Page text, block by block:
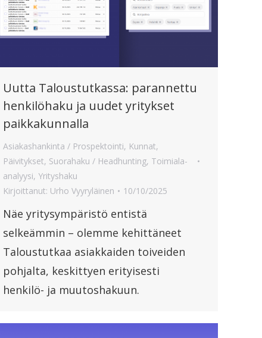
Uutta Taloustutkassa: parannettu
henkilöhaku ja uudet yritykset
paikkakunnalla
Asiakashankinta / Prospektointi, Kunnat,
Päivitykset, Suorahaku / Headhunting, Toimiala-
analyysi, Yrityshaku
Kirjoittanut: Urho Vyyryläinen 10/10/2025
Näe yritysympäristö entistä
selkeämmin – olemme kehittäneet
Taloustutkaa asiakkaiden toiveiden
pohjalta, keskittyen erityisesti
henkilö- ja muutoshakuun.